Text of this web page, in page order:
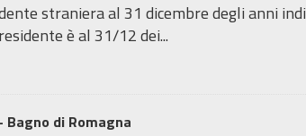
straniera al 31 dicembre degli anni
è al 31/12 dei...
di Romagna